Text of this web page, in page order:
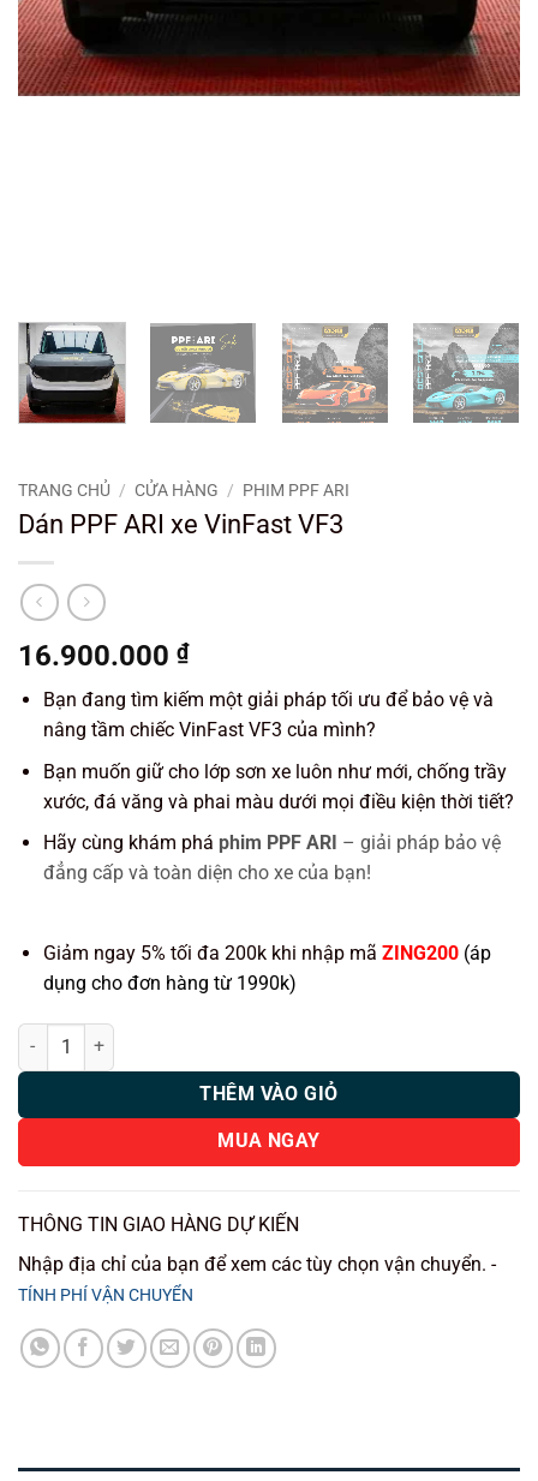
TRANG CHỦ / CỬA HÀNG / PHIM PPF ARI
Dán PPF ARI xe VinFast VF3
16.900.000 ₫
Bạn đang tìm kiếm một giải pháp tối ưu để bảo vệ và
nâng tầm chiếc VinFast VF3 của mình?
Bạn muốn giữ cho lớp sơn xe luôn như mới, chống trầy
xước, đá văng và phai màu dưới mọi điều kiện thời tiết?
Hãy cùng khám phá phim PPF ARI – giải pháp bảo vệ
đẳng cấp và toàn diện cho xe của bạn!
Giảm ngay 5% tối đa 200k khi nhập mã ZING200 (áp
dụng cho đơn hàng từ 1990k)
Dán PPF ARI xe VinFast VF3 số lượng
THÊM VÀO GIỎ
MUA NGAY
THÔNG TIN GIAO HÀNG DỰ KIẾN
Nhập địa chỉ của bạn để xem các tùy chọn vận chuyển. -
TÍNH PHÍ VẬN CHUYỂN